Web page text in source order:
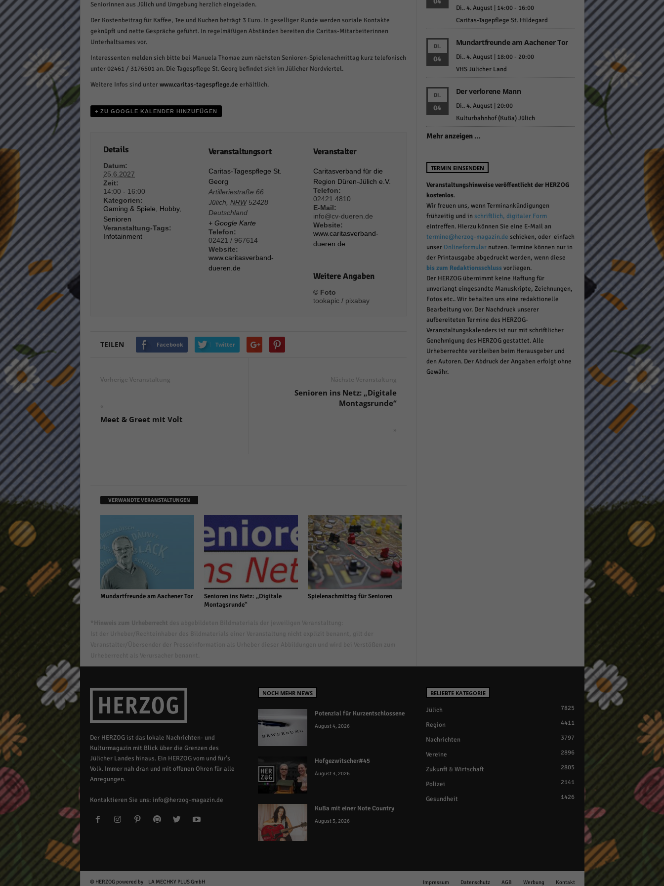
Seniorinnen aus Jülich und Umgebung herzlich eingeladen.
Der Kostenbeitrag für Kaffee, Tee und Kuchen beträgt 3 Euro. In geselliger Runde werden soziale Kontakte
geknüpft und nette Gespräche geführt. In regelmäßigen Abständen bereiten die Caritas-Mitarbeiterinnen
Unterhaltsames vor.
Interessenten melden sich bitte bei Manuela Thomae zum nächsten Senioren-Spielenachmittag kurz telefonisch
unter 02461 / 3176501 an. Die Tagespflege St. Georg befindet sich im Jülicher Nordviertel.
Weitere Infos sind unterwww.caritas-tagespflege.de erhältlich.
+ ZU GOOGLE KALENDER HINZUFÜGEN
Details
Datum:
25.6.2027
Zeit:
14:00 - 16:00
Kategorien:
Gaming & Spiele
Hobby,
Senioren
Veranstaltung-Tags:
Infotainment
Veranstaltungsort
Caritas-Tagespflege St.
Georg
Artilleriestraße 66
Jülich
NRW 52428
Deutschland
+ Google Karte
Telefon:
02421 / 967614
Website:
www.caritasverband-
dueren.de
Veranstalter
Caritasverband für die
Region Düren-Jülich e.V.
Telefon:
02421 4810
E-Mail:
info@cv-dueren.de
Website:
www.caritasverband-
dueren.de
Weitere Angaben
© Foto
tookapic / pixabay
TEILEN Facebook Twitter
Vorherige Veranstaltung
«
Meet & Greet mit Volt
Nächste Veranstaltung
Senioren ins Netz: „Digitale
Montagsrunde“
»
VERWANDTE VERANSTALTUNGEN
Mundartfreunde am Aachener Tor
Senioren ins Netz: „Digitale
Montagsrunde“
Spielenachmittag für Senioren
Di.. 4. August | 14:00- 16:00
Caritas-Tagepflege St. Hildegard
DI.
04
Mundartfreunde am Aachener Tor
Di.. 4. August | 18:00- 20:00
VHS Jülicher Land
DI.
04
Der verlorene Mann
Di.. 4. August | 20:00
Kulturbahnhof (KuBa) Jülich
Mehr anzeigen …
TERMIN EINSENDEN
Veranstaltungshinweise veröffentlicht der HERZOG
kostenlos.
Wir freuen uns, wenn Terminankündigungen
frühzeitig und in schriftlich, digitaler Form
eintreffen. Hierzu können Sie eine E-Mail an
termine@herzog-magazin.de schicken, oder einfach
unserOnlineformularnutzen. Termine können nur in
der Printausgabe abgedruckt werden, wenn diese
bis zum Redaktionsschlussvorliegen.
Der HERZOG übernimmt keine Haftung für
unverlangt eingesandte Manuskripte, Zeichnungen,
Fotos etc.. Wir behalten uns eine redaktionelle
Bearbeitung vor. Der Nachdruck unserer
aufbereiteten Termine des HERZOG-
Veranstaltungskalenders ist nur mit schriftlicher
Genehmigung des HERZOG gestattet. Alle
Urheberrechte verbleiben beim Herausgeber und
den Autoren. Der Abdruck der Angaben erfolgt ohne
Gewähr.
Der HERZOG ist das lokale Nachrichten- und
Kulturmagazin mit Blick über die Grenzen des
Jülicher Landes hinaus. Ein HERZOG vom und für's
Volk. Immer nah dran und mit offenen Ohren für alle
Anregungen.
Kontaktieren Sie uns: info@herzog-magazin.de
NOCH MEHR NEWS
Potenzial für Kurzentschlossene
August 4, 2026
Hofgezwitscher#45
August 3, 2026
KuBa mit einer Note Country
August 3, 2026
BELIEBTE KATEGORIE
Jülich 7825
Region 4411
Nachrichten 3797
Vereine 2896
Zukunft & Wirtschaft 2805
Polizei 2141
Gesundheit 1426
Impressum Datenschutz AGB Werbung Kontakt
© HERZOG powered by LA MECHKY PLUS GmbH
Datenschutzeinstellungen
Essenziell (1)
Essenzielle Cookies ermöglichen grundlegende Funktionen und sind für die einwandfreie
Cookie-Informationen anzeigen
Statistiken (1)
Statistik Cookies erfassen Informationen anonym. Diese Informationen helfen uns zu verstehen,
Marketing
Marketing-Cookies werden von Drittanbietern oder Publishern verwendet, um personalisierte
Werbung anzuzeigen. Sie tun dies, indem sie Besucher über Websites hinweg verfolgen.
Cookie-Informationen anzeigen
Externe Medien (6)
Inhalte von Videoplattformen und Social-Media-Plattformen werden standardmäßig blockiert.
Wenn Cookies von externen Medien akzeptiert werden, bedarf der Zugriff auf diese Inhalte
keiner manuellen Einwilligung mehr.
Cookie-Informationen anzeigen
powered by Borlabs Cookie Datenschutzerklärung Impressum